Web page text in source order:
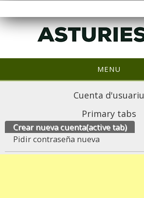
MENU
Cuenta d'usuariu
Primary tabs
Crear nueva cuenta(active tab)
Pidir contraseña nueva